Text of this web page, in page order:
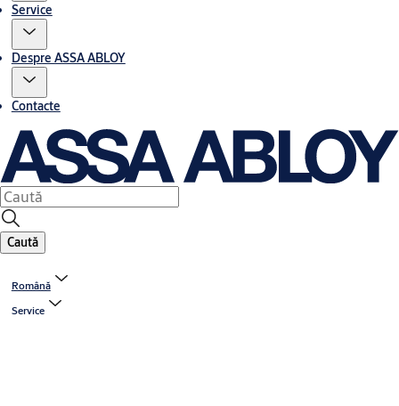
Service
Despre ASSA ABLOY
Contacte
Caută
Română
Service